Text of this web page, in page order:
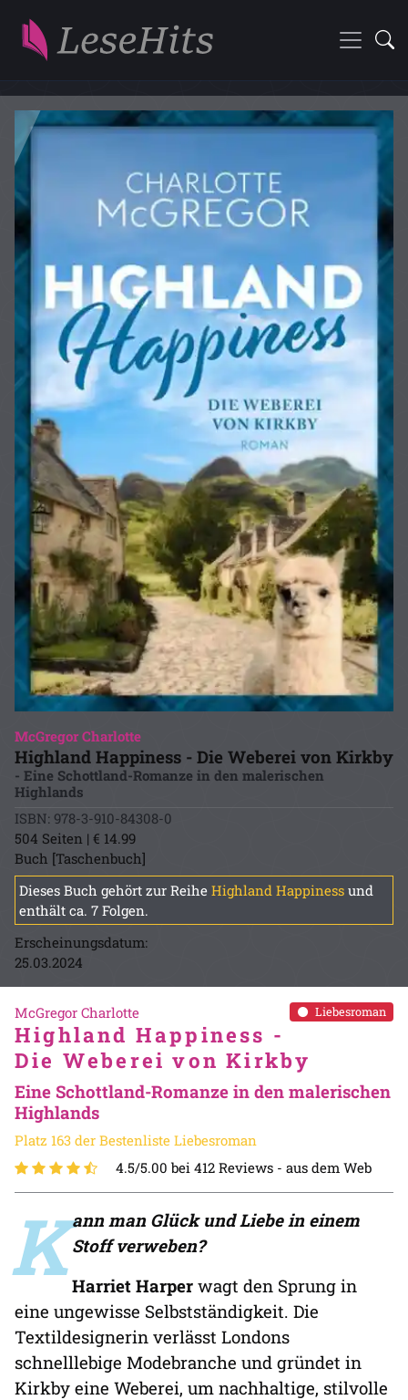
McGregor Charlotte
Highland Happiness - Die Weberei von Kirkby
- Eine Schottland-Romanze in den malerischen
Highlands
ISBN: 978-3-910-84308-0
504 Seiten | € 14.99
Buch [Taschenbuch]
Dieses Buch gehört zur Reihe Highland Happiness und
enthält ca. 7 Folgen.
Erscheinungsdatum:
25.03.2024
Liebesroman
McGregor Charlotte
Highland Happiness -
Die Weberei von Kirkby
Eine Schottland-Romanze in den malerischen
Highlands
Platz 163 der Bestenliste Liebesroman
4.5/5.00 bei 412 Reviews - aus dem Web
K ann man Glück und Liebe in einem
Stoff verweben?
Harriet Harper wagt den Sprung in
eine ungewisse Selbstständigkeit. Die
Textildesignerin verlässt Londons
schnelllebige Modebranche und gründet in
Kirkby eine Weberei, um nachhaltige, stilvolle